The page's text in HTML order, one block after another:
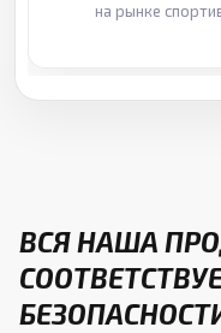
на рынке
ВСЯ НАША